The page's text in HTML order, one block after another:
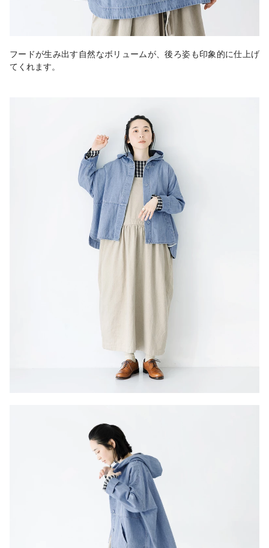
フードが生み出す自然なボリュームが、後ろ姿も印象的に仕上げ
てくれます。